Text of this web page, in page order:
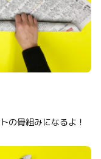
の骨組みになるよ！